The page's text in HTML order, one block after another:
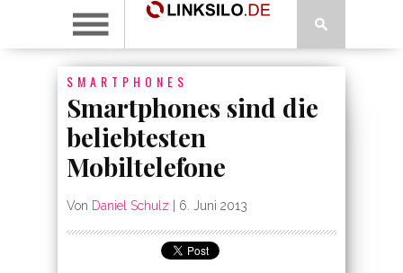
SMARTPHONES
Smartphones sind die
beliebtesten
Mobiltelefone
Von Daniel Schulz 6. Juni 2013